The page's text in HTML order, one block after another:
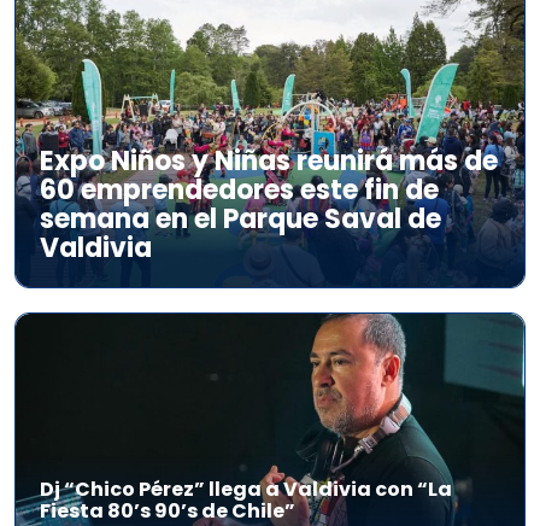
Expo Niños y Niñas reunirá más de
60 emprendedores este fin de
semana en el Parque Saval de
Valdivia
Dj “Chico Pérez” llega a Valdivia con “La
Fiesta 80’s 90’s de Chile”